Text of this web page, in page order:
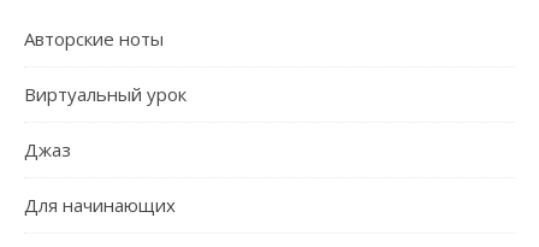
Авторские ноты
Виртуальный урок
Джаз
Для начинающих